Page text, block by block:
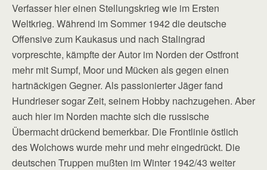
Verfasser hier einen Stellungskrieg wie im Ersten
Weltkrieg. Während im Sommer 1942 die deutsche
Offensive zum Kaukasus und nach Stalingrad
vorpreschte, kämpfte der Autor im Norden der Ostfront
mehr mit Sumpf, Moor und Mücken als gegen einen
hartnäckigen Gegner. Als passionierter Jäger fand
Hundrieser sogar Zeit, seinem Hobby nachzugehen. Aber
auch hier im Norden machte sich die russische
Übermacht drückend bemerkbar. Die Frontlinie östlich
des Wolchows wurde mehr und mehr eingedrückt. Die
deutschen Truppen mußten im Winter 1942/43 weiter